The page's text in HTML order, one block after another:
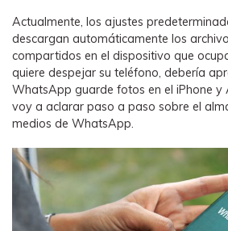
Welastseen
WeLastseen te tiene
WhatsApp.
Actualmente, los ajustes
descargan automáticamente los
compartidos en el dispositivo que
quiere despejar su teléfono, debería
WhatsApp guarde fotos en el iPhone y
voy a aclarar paso a paso sobre el
medios de WhatsApp.